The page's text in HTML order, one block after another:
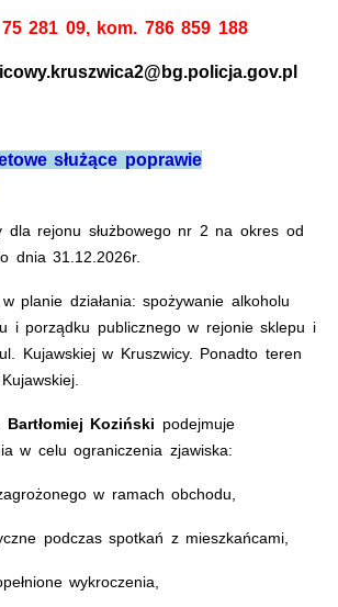
281 09, kom. 786 859 188
służące poprawie
dla rejonu służbowego nr 2 na okres od
dnia 31.12.2026r.
planie działania: spożywanie alkoholu
i porządku publicznego w rejonie sklepu i
Kujawskiej w Kruszwicy. Ponadto teren
Bartłomiej Koziński podejmuje
w celu ograniczenia zjawiska:
w ramach obchodu,
podczas spotkań z mieszkańcami,
wykroczenia,